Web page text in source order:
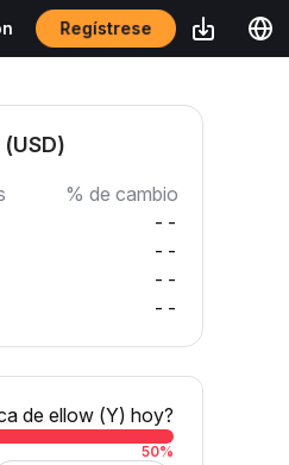
Regístrese
% de cambio
--
--
--
--
de ellow (Y) hoy?
50%